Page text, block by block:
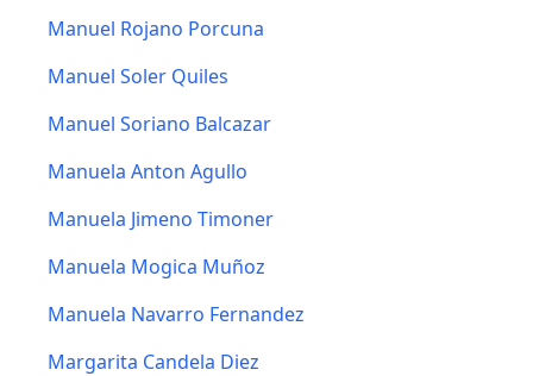
Manuel Rojano Porcuna
Manuel Soler Quiles
Manuel Soriano Balcazar
Manuela Anton Agullo
Manuela Jimeno Timoner
Manuela Mogica Muñoz
Manuela Navarro Fernandez
Margarita Candela Diez